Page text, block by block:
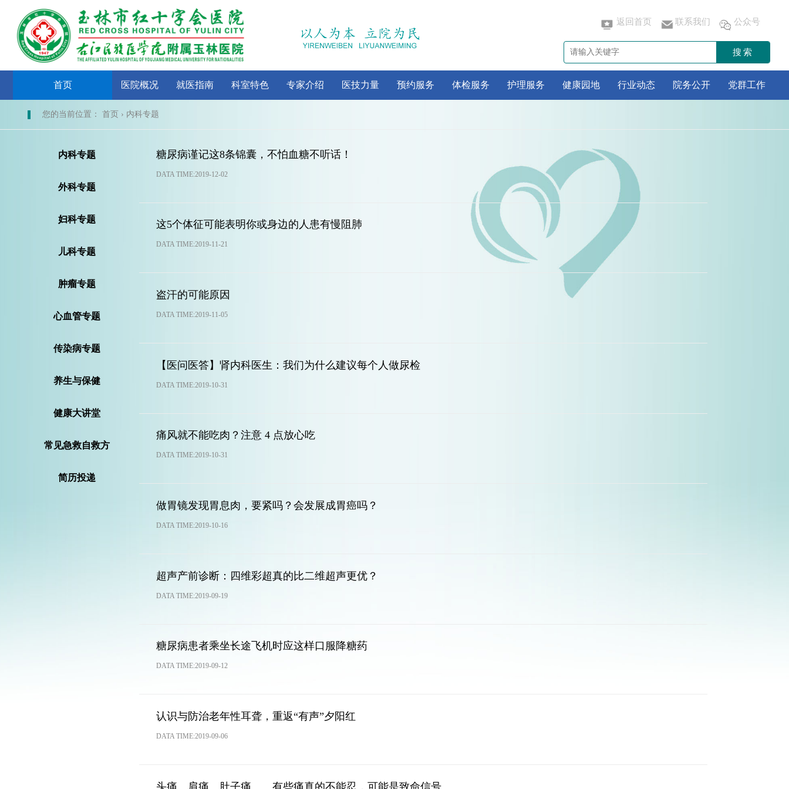
返回首页 联系我们 公众号
搜索
首页 医院概况 就医指南 科室特色 专家介绍 医技力量 预约服务 体检服务 护理服务 健康园地 行业动态 院务公开 党群工作
您的当前位置： 首页 › 内科专题
内科专题
外科专题
妇科专题
儿科专题
肿瘤专题
心血管专题
传染病专题
养生与保健
健康大讲堂
常见急救自救方
简历投递
糖尿病谨记这8条锦囊，不怕血糖不听话！
DATA TIME:2019-12-02
这5个体征可能表明你或身边的人患有慢阻肺
DATA TIME:2019-11-21
盗汗的可能原因
DATA TIME:2019-11-05
【医问医答】肾内科医生：我们为什么建议每个人做尿检
DATA TIME:2019-10-31
痛风就不能吃肉？注意 4 点放心吃
DATA TIME:2019-10-31
做胃镜发现胃息肉，要紧吗？会发展成胃癌吗？
DATA TIME:2019-10-16
超声产前诊断：四维彩超真的比二维超声更优？
DATA TIME:2019-09-19
糖尿病患者乘坐长途飞机时应这样口服降糖药
DATA TIME:2019-09-12
认识与防治老年性耳聋，重返“有声”夕阳红
DATA TIME:2019-09-06
头痛、肩痛、肚子痛……有些痛真的不能忍，可能是致命信号